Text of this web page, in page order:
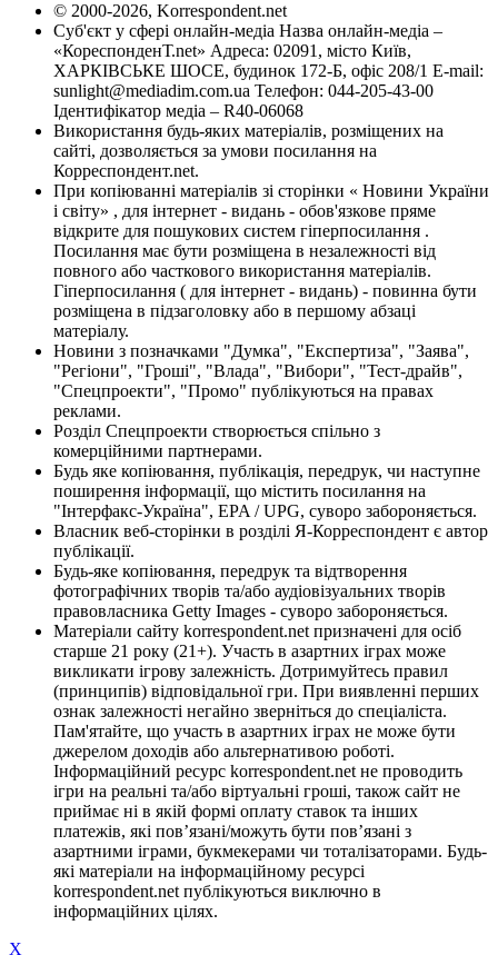
© 2000-2026, Korrespondent.net
Суб'єкт у сфері онлайн-медіа Назва онлайн-медіа –
«КореспонденТ.net» Адреса: 02091, місто Київ,
ХАРКІВСЬКЕ ШОСЕ, будинок 172-Б, офіс 208/1 E-mail:
sunlight@mediadim.com.ua Телефон: 044-205-43-00
Ідентифікатор медіа – R40-06068
Використання будь-яких матеріалів, розміщених на
сайті, дозволяється за умови посилання на
Корреспондент.net.
При копіюванні матеріалів зі сторінки « Новини України
і світу» , для інтернет - видань - обов'язкове пряме
відкрите для пошукових систем гіперпосилання .
Посилання має бути розміщена в незалежності від
повного або часткового використання матеріалів.
Гіперпосилання ( для інтернет - видань) - повинна бути
розміщена в підзаголовку або в першому абзаці
матеріалу.
Новини з позначками "Думка", "Експертиза", "Заява",
"Регіони", "Гроші", "Влада", "Вибори", "Тест-драйв",
"Спецпроекти", "Промо" публікуються на правах
реклами.
Розділ Спецпроекти створюється спільно з
комерційними партнерами.
Будь яке копіювання, публікація, передрук, чи наступне
поширення інформації, що містить посилання на
"Інтерфакс-Україна", EPA / UPG, суворо забороняється.
Власник веб-сторінки в розділі Я-Корреспондент є автор
публікації.
Будь-яке копіювання, передрук та відтворення
фотографічних творів та/або аудіовізуальних творів
правовласника Getty Images - суворо забороняється.
Матеріали сайту korrespondent.net призначені для осіб
старше 21 року (21+). Участь в азартних іграх може
викликати ігрову залежність. Дотримуйтесь правил
(принципів) відповідальної гри. При виявленні перших
ознак залежності негайно зверніться до спеціаліста.
Пам'ятайте, що участь в азартних іграх не може бути
джерелом доходів або альтернативою роботі.
Інформаційний ресурс korrespondent.net не проводить
ігри на реальні та/або віртуальні гроші, також сайт не
приймає ні в якій формі оплату ставок та інших
платежів, які пов’язані/можуть бути пов’язані з
азартними іграми, букмекерами чи тоталізаторами. Будь-
які матеріали на інформаційному ресурсі
korrespondent.net публікуються виключно в
інформаційних цілях.
X